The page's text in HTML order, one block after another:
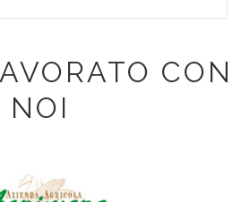
CON
NOI